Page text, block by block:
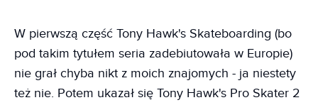
W pierwszą część Tony Hawk's Skateboarding (bo
pod takim tytułem seria zadebiutowała w Europie)
nie grał chyba nikt z moich znajomych - ja niestety
też nie. Potem ukazał się Tony Hawk's Pro Skater 2